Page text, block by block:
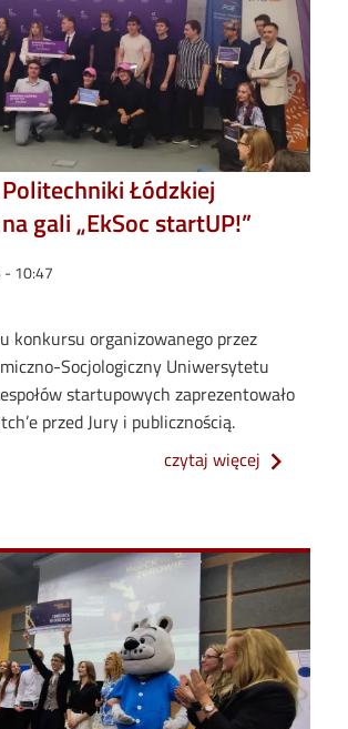
Łódzkiej
gali „EkSoc startUP!”
10:47
konkursu organizowanego przez
Socjologiczny Uniwersytetu
startupowych zaprezentowało
przed Jury i publicznością.
czytaj więcej o